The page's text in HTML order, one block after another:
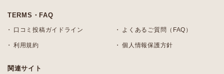
TERMS・FAQ
口コミ投稿ガイドライン よくあるご質問（FAQ）
利用規約 個人情報保護方針
関連サイト